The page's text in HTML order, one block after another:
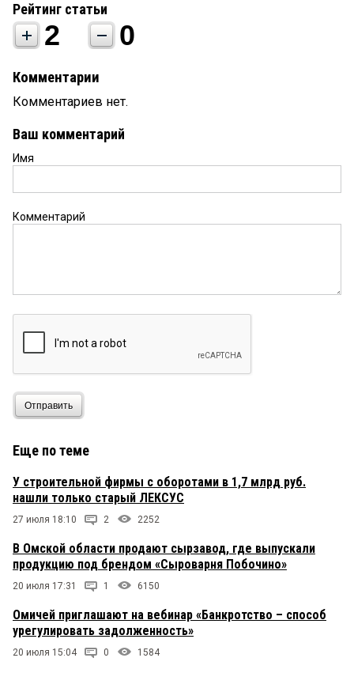
Рейтинг статьи
2 0
Комментарии
Комментариев нет.
Ваш комментарий
Имя
Комментарий
Отправить
Еще по теме
У строительной фирмы с оборотами в 1,7 млрд руб.
нашли только старый ЛЕКСУС
27 июля 18:10 2 2252
В Омской области продают сырзавод, где выпускали
продукцию под брендом «Сыроварня Побочино»
20 июля 17:31 1 6150
Омичей приглашают на вебинар «Банкротство – способ
урегулировать задолженность»
20 июля 15:04 0 1584